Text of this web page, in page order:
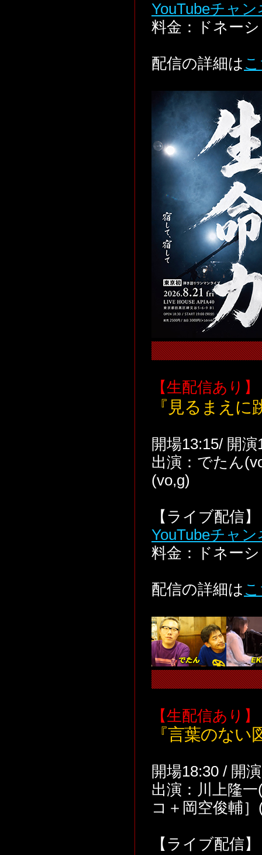
YouTubeチャ
料金：ドネー
配信の詳細は
【生配信あり】
『見るまえに
開場13:15/ 開
出演：でたん
(vo,g)
【ライブ配信
YouTubeチャ
料金：ドネー
配信の詳細は
【生配信あり】
『言葉のない
開場18:30 / 開
出演：川上隆
コ＋岡空俊輔
【ライブ配信